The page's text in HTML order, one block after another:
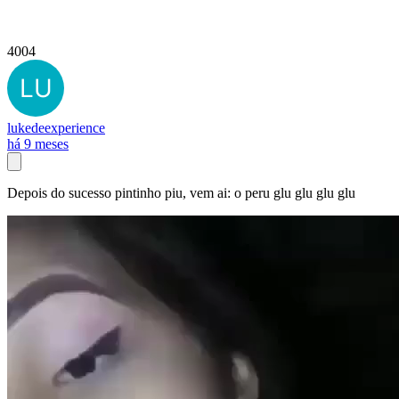
4004
lukedeexperience
há 9 meses
Depois do sucesso pintinho piu, vem ai: o peru glu glu glu glu